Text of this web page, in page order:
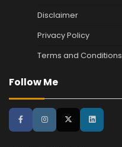
Disclaimer
Privacy Policy
Terms and Conditions
Follow Me